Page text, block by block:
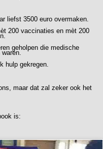
liefst 3500 euro overmaken.
200 vaccinaties en mèt 200
geholpen die medische
hulp gekregen.
maar dat zal zeker ook het
is: